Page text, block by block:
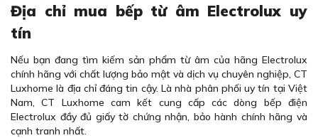
Địa chỉ mua bếp từ âm Electrolux uy
tín
Nếu bạn đang tìm kiếm sản phẩm từ âm của hãng Electrolux
chính hãng với chất lượng bảo mật và dịch vụ chuyên nghiệp, CT
Luxhome là địa chỉ đáng tin cậy. Là nhà phân phối uy tín tại Việt
Nam, CT Luxhome cam kết cung cấp các dòng bếp điện
Electrolux đầy đủ giấy tờ chứng nhận, bảo hành chính hãng và
cạnh tranh nhất.